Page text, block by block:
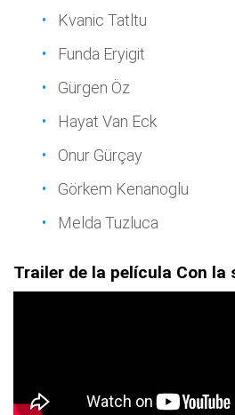
Kvanic Tatltu
Funda Eryigit
Gürgen Öz
Hayat Van Eck
Onur Gürçay
Görkem Kenanoglu
Melda Tuzluca
Trailer de la película Con la